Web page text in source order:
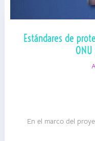
Estándares de
En el marco del